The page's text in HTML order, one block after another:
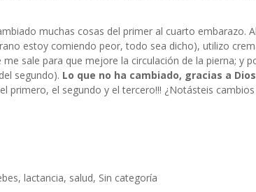
muchas cosas del primer al cuarto embarazo.
estoy comiendo peor, todo sea dicho), utilizo
sale para que mejore la circulación de la pierna; y
segundo). Lo que no ha cambiado, gracias a
primero, el segundo y el tercero!!! ¿Notásteis
, lactancia, salud, Sin categoría